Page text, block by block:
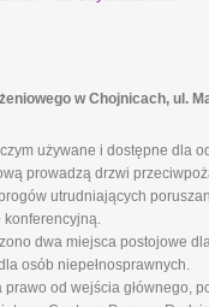
w Chojnicach, ul.
używane i dostępne dla
prowadzą drzwi
utrudniających
konferencyjną.
dwa miejsca postojowe
osób niepełnosprawnych.
prawo od wejścia